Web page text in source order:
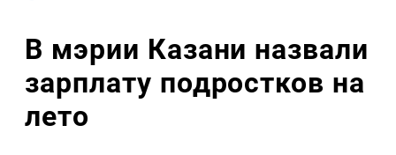
В мэрии Казани назвали
зарплату подростков на
лето